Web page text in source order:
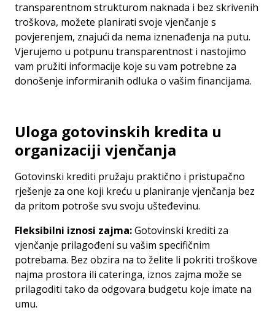
transparentnom strukturom naknada i bez skrivenih
troškova, možete planirati svoje vjenčanje s
povjerenjem, znajući da nema iznenađenja na putu.
Vjerujemo u potpunu transparentnost i nastojimo
vam pružiti informacije koje su vam potrebne za
donošenje informiranih odluka o vašim financijama.
Uloga gotovinskih kredita u
organizaciji vjenčanja
Gotovinski krediti pružaju praktično i pristupačno
rješenje za one koji kreću u planiranje vjenčanja bez
da pritom potroše svu svoju ušteđevinu.
Fleksibilni iznosi zajma:Gotovinski krediti za
vjenčanje prilagođeni su vašim specifičnim
potrebama. Bez obzira na to želite li pokriti troškove
najma prostora ili cateringa, iznos zajma može se
prilagoditi tako da odgovara budgetu koje imate na
umu.